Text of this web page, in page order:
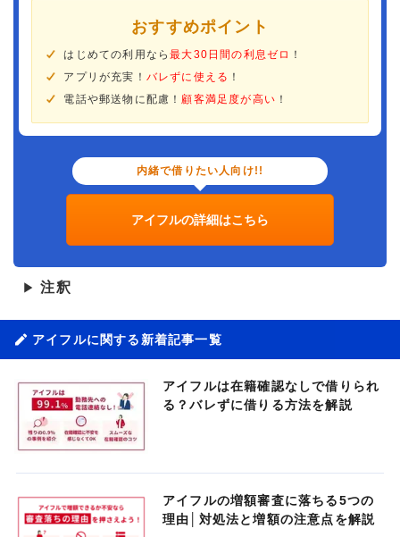
おすすめポイント
はじめての利用なら最大30日間の利息ゼロ ！
アプリが充実！ バレずに使える ！
電話や郵送物に配慮！ 顧客満足度が高い ！
内緒で借りたい人向け!!
アイフルの詳細はこちら
▶ 注釈
アイフルに関する新着記事一覧
アイフルは在籍確認なしで借りられ
る？バレずに借りる方法を解説
アイフルの増額審査に落ちる5つの
理由│対処法と増額の注意点を解説